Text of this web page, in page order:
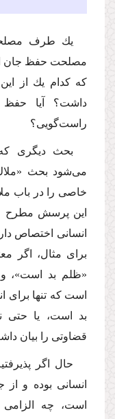
یك طرف
مصلحت حفظ جان
كه كدام یك از
داشت؟ آیا
راست‌گویى؟
بحث دیگرى
مى‌شود بحث
خاصى را در باب
این پرسش مطرح
انسانى اختصاص
براى مثال، اگر
«ظلم بد است»، و
است كه تنها
بد است، یا حتى
قضاوتى را بیان
حال اگر
انسانى بوده و
است، چه الزامى